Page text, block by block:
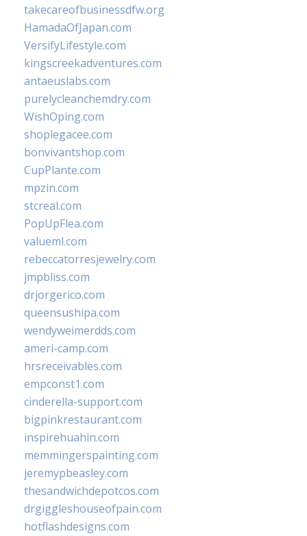
takecareofbusinessdfw.org
HamadaOfJapan.com
VersifyLifestyle.com
kingscreekadventures.com
antaeuslabs.com
purelycleanchemdry.com
WishOping.com
shoplegacee.com
bonvivantshop.com
CupPlante.com
mpzin.com
stcreal.com
PopUpFlea.com
valueml.com
rebeccatorresjewelry.com
jmpbliss.com
drjorgerico.com
queensushipa.com
wendyweimerdds.com
ameri-camp.com
hrsreceivables.com
empconst1.com
cinderella-support.com
bigpinkrestaurant.com
inspirehuahin.com
memmingerspainting.com
jeremypbeasley.com
thesandwichdepotcos.com
drgiggleshouseofpain.com
hotflashdesigns.com